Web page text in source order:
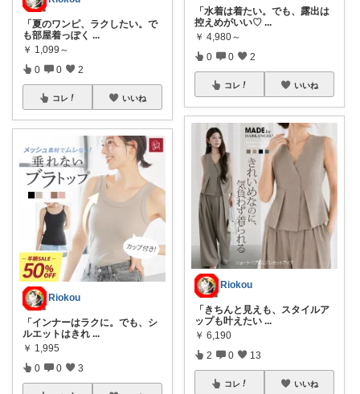
「夏のワンピ、ラクしたい。で
も部屋着っぽく ...
￥ 1,099～
0 0 2
コレ いいね
Riokou
「インナーはラクに。でも、シ
ルエットはきれ ...
￥ 1,995
0 0 3
「水着は着たい。でも、露出は
控えめがいい♡ ...
￥ 4,980～
0 0 2
コレ いいね
Riokou
「きちんと見えも、スタイルア
ップも叶えたい ...
￥ 6,190
2 0 13
コレ いいね